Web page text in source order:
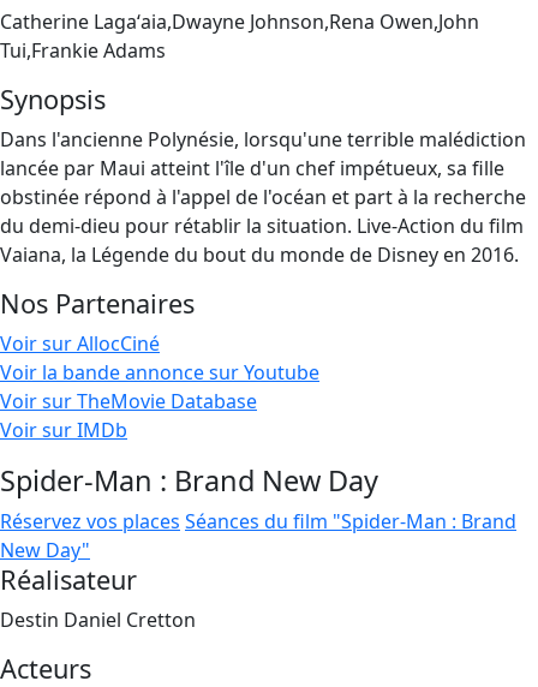
Catherine Lagaʻaia,Dwayne Johnson,Rena Owen,John
Tui,Frankie Adams
Synopsis
Dans l'ancienne Polynésie, lorsqu'une terrible malédiction
lancée par Maui atteint l'île d'un chef impétueux, sa fille
obstinée répond à l'appel de l'océan et part à la recherche
du demi-dieu pour rétablir la situation. Live-Action du film
Vaiana, la Légende du bout du monde de Disney en 2016.
Nos Partenaires
Voir sur AllocCiné
Voir la bande annonce sur Youtube
Voir sur TheMovie Database
Voir sur IMDb
Spider-Man : Brand New Day
Réservez vos places Séances du film "Spider-Man : Brand
New Day"
Réalisateur
Destin Daniel Cretton
Acteurs